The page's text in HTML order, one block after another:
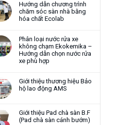
Hướng dẫn chương trình
chăm sóc sàn nhà bằng
hóa chất Ecolab
Phân loại nước rửa xe
không chạm Ekokemika –
Hướng dẫn chọn nước rửa
xe phù hợp
Giới thiệu thương hiệu Bảo
hộ lao động AMS
Giới thiệu Pad chà sàn B.F
(Pad chà sàn cánh bướm)